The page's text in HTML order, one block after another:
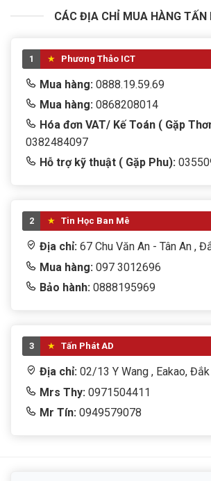
Thông số kỹ thuật
Model X99-TF
Socket CPU
Intel LGA2011-3 (Hỗ
v3/v4, Core i7 Extreme)
Chipset Intel X99
Hỗ trợ RAM
khe DDR4 (1866/
NVIDIA & AMD GPU
CÁC ĐỊA CHỈ MUA HÀNG TẤN
1 Phương Thảo ICT
Mua hàng: 0888.19.59.69
Mua hàng: 0868208014
Hóa đơn VAT/ Kế Toán ( Gặp
0382484097
Hỗ trợ kỹ thuật ( Gặp Phu):
2 Tin Học Ban Mê
Địa chỉ: 67 Chu Văn An - Tân An ,
Mua hàng: 097 3012696
Bảo hành: 0888195969
3 Tấn Phát AD
Địa chỉ: 02/13 Y Wang , Eakao,
Mrs Thy: 0971504411
Mr Tín: 0949579078